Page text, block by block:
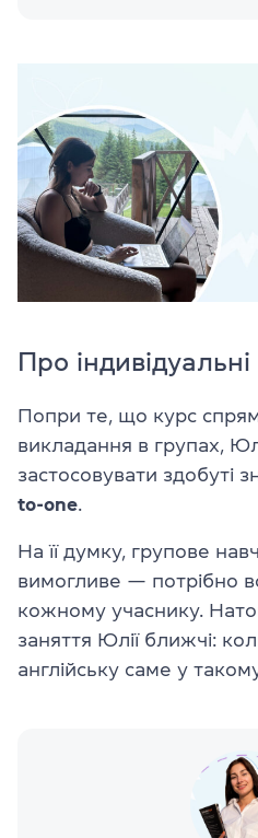
Про
Попри те, що курс
викладання в групах,
застосовувати здобуті
to-one.
На її думку, групове
вимогливе — потрібно
кожному учаснику.
заняття Юлії ближчі:
англійську саме у